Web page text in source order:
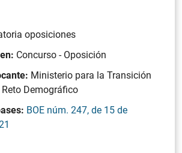
oposiciones
Concurso - Oposición
Ministerio para la Transición
Demográfico
BOE núm. 247, de 15 de